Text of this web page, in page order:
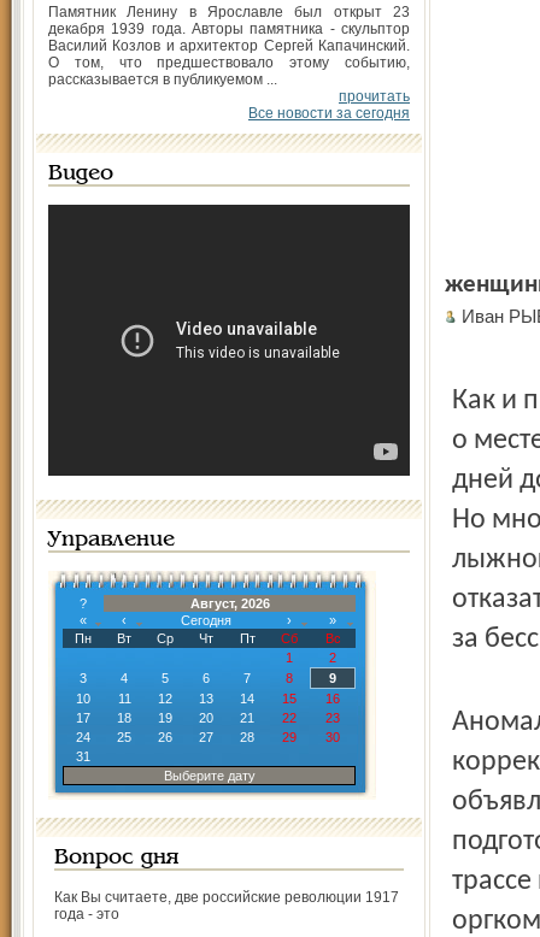
Памятник Ленину в Ярославле был открыт 23
декабря 1939 года. Авторы памятника - скульптор
Василий Козлов и архитектор Сергей Капачинский.
О том, что предшествовало этому событию,
рассказывается в публикуемом ...
прочитать
Все новости за сегодня
Видео
Управление
?
Август, 2026
«
‹ Сегодня ›
»
Пн
Вт Ср Чт Пт Сб
Вс
1
2
3
4 5 6 7 8
9
10
11 12 13 14 15
16
17
18 19 20 21 22
23
24
25 26 27 28 29
30
31
Выберите дату
Вопрос дня
Как Вы считаете, две российские революции 1917
года - это
Иван
Как и
о
дней
Но
за